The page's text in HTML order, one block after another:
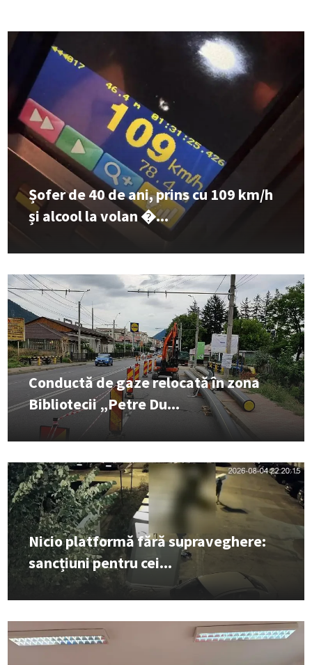
Șofer de 40 de ani, prins cu 109 km/h
și alcool la volan �...
Conductă de gaze relocată în zona
Bibliotecii „Petre Du...
Nicio platformă fără supraveghere:
sancțiuni pentru cei...